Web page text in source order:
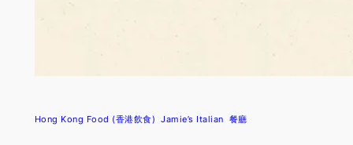
Hong Kong Food (香港飲食) Jamie’s Italian 餐廳